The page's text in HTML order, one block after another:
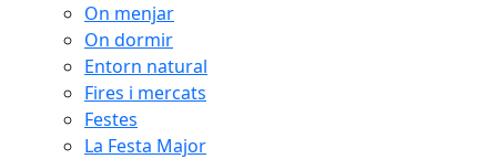
On menjar
On dormir
Entorn natural
Fires i mercats
Festes
La Festa Major